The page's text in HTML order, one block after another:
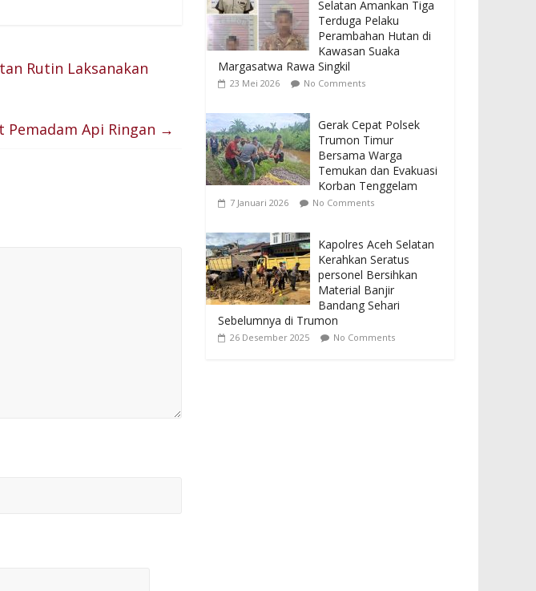
Rutin Laksanakan
Pemadam Api Ringan →
Selatan Amankan Tiga
Terduga Pelaku
Perambahan Hutan di
Kawasan Suaka
Margasatwa Rawa Singkil
23 Mei 2026 No Comments
Gerak Cepat Polsek
Trumon Timur
Bersama Warga
Temukan dan Evakuasi
Korban Tenggelam
7 Januari 2026 No Comments
Kapolres Aceh Selatan
Kerahkan Seratus
personel Bersihkan
Material Banjir
Bandang Sehari
Sebelumnya di Trumon
26 Desember 2025 No Comments